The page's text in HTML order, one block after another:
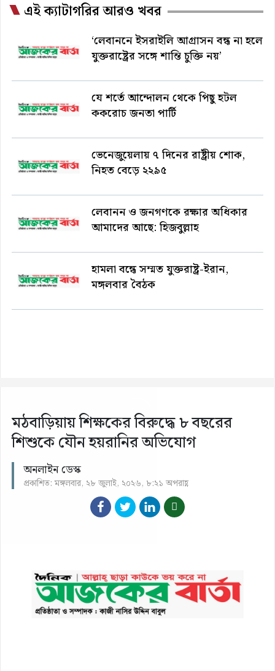
এই ক্যাটাগরির আরও খবর
‘লেবাননে ইসরাইলি আগ্রাসন বন্ধ না হলে
যুক্তরাষ্ট্রের সঙ্গে শান্তি চুক্তি নয়’
যে শর্তে আন্দোলন থেকে পিছু হটল
ককরোচ জনতা পার্টি
ভেনেজুয়েলায় ৭ দিনের রাষ্ট্রীয় শোক,
নিহত বেড়ে ২২৯৫
লেবানন ও জনগণকে রক্ষার অধিকার
আমাদের আছে: হিজবুল্লাহ
হামলা বন্ধে সম্মত যুক্তরাষ্ট্র-ইরান,
মঙ্গলবার বৈঠক
মঠবাড়িয়ায় শিক্ষকের বিরুদ্ধে ৮ বছরের
শিশুকে যৌন হয়রানির অভিযোগ
অনলাইন ডেস্ক
প্রকাশিত: মঙ্গলবার, ২৮ জুলাই, ২০২৬, ৮:২১ অপরাহ্ণ